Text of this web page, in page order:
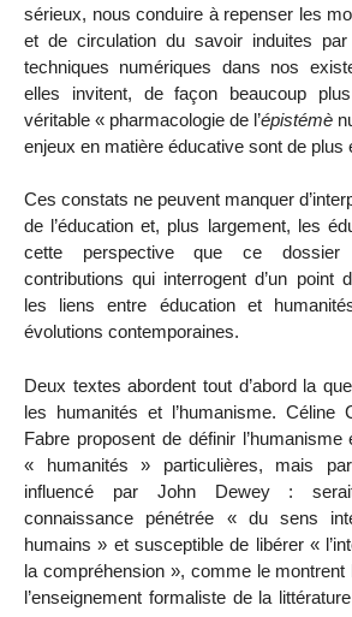
sérieux, nous conduire à repenser les
et de circulation du savoir induites par
techniques numériques dans nos
elles invitent, de façon beaucoup
véritable « pharmacologie de l’épistémè
enjeux en matière éducative sont de plus
Ces constats ne peuvent manquer
de l’éducation et, plus largement, les
cette perspective que ce dossier
contributions qui interrogent d’un point
les liens entre éducation et
évolutions contemporaines.
Deux textes abordent tout d’abord la
les humanités et l’humanisme. Céline
Fabre proposent de définir
« humanités » particulières, mais
influencé par John Dewey :
connaissance pénétrée « du sens
humains » et susceptible de libérer «
la compréhension », comme le
l’enseignement formaliste de la